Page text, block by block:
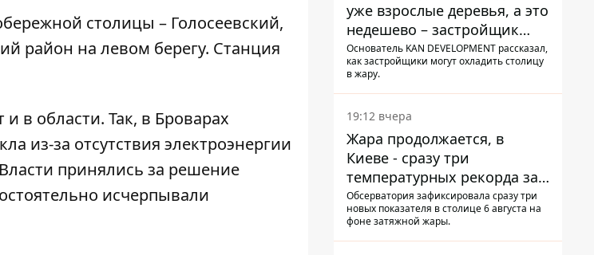
столицы – Голосеевский,
район на левом берегу. Станция
в области. Так, в Броварах
из-за отсутствия электроэнергии
принялись за решение
исчерпывали
уже взрослые деревья, а это
недешево – застройщик
Никонов
Основатель KAN DEVELOPMENT рассказал,
как застройщики могут охладить столицу
в жару.
19:12 вчера
Жара продолжается, в
Киеве - сразу три
температурных рекорда за
день
Обсерватория зафиксировала сразу три
новых показателя в столице 6 августа на
фоне затяжной жары.